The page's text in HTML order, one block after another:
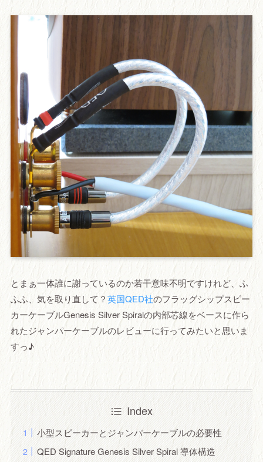
とまぁ一体誰に謝っているのか若干意味不明ですけれど、ふ
ふふ、気を取り直して？英国QED社のフラッグシップスピー
カーケーブルGenesis Silver Spiralの内部芯線をベースに作ら
れたジャンパーケーブルのレビューに行ってみたいと思いま
すっ♪
Index
小型スピーカーとジャンパーケーブルの必要性
QED Signature Genesis Silver Spiral 導体構造